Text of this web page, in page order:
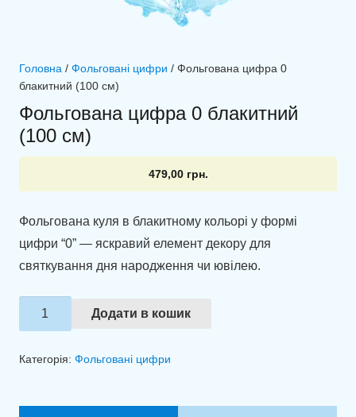
Головна / Фольговані цифри / Фольгована цифра 0
блакитний (100 см)
Фольгована цифра 0 блакитний
(100 см)
479,00 грн.
Фольгована куля в блакитному кольорі у формі
цифри “0” — яскравий елемент декору для
святкування дня народження чи ювілею.
Фольгована
цифра
Додати в кошик
Категорія: Фольговані цифри